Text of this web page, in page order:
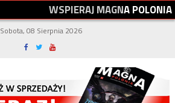
WSPIERAJMAGNAPOLONIA
Sobota, 08 Sierpnia 2026